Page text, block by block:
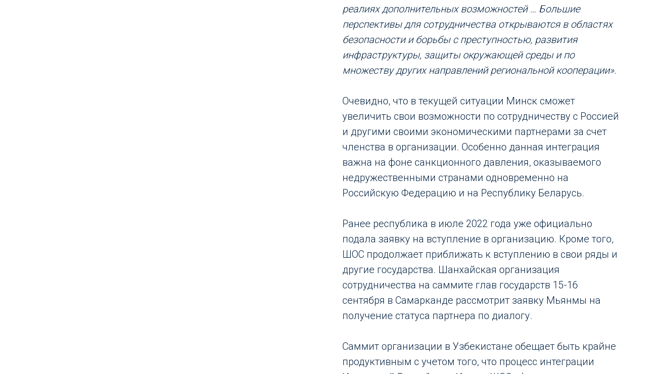
реалиях дополнительных возможностей … Большие
перспективы для сотрудничества открываются в областях
безопасности и борьбы с преступностью, развития
инфраструктуры, защиты окружающей среды и по
множеству других направлений региональной кооперации».
Очевидно, что в текущей ситуации Минск сможет
увеличить свои возможности по сотрудничеству с Россией
и другими своими экономическими партнерами за счет
членства в организации. Особенно данная интеграция
важна на фоне санкционного давления, оказываемого
недружественными странами одновременно на
Российскую Федерацию и на Республику Беларусь.
Ранее республика в июле 2022 года уже официально
подала заявку на вступление в организацию. Кроме того,
ШОС продолжает приближать к вступлению в свои ряды и
другие государства. Шанхайская организация
сотрудничества на саммите глав государств 15-16
сентября в Самарканде рассмотрит заявку Мьянмы на
получение статуса партнера по диалогу.
Саммит организации в Узбекистане обещает быть крайне
продуктивным с учетом того, что процесс интеграции